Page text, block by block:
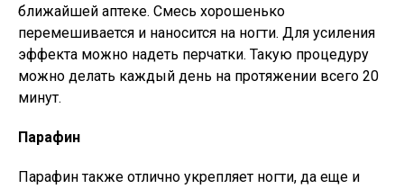
ближайшей аптеке. Смесь хорошенько
перемешивается и наносится на ногти. Для усиления
эффекта можно надеть перчатки. Такую процедуру
можно делать каждый день на протяжении всего 20
минут.
Парафин
Парафин также отлично укрепляет ногти, да еще и